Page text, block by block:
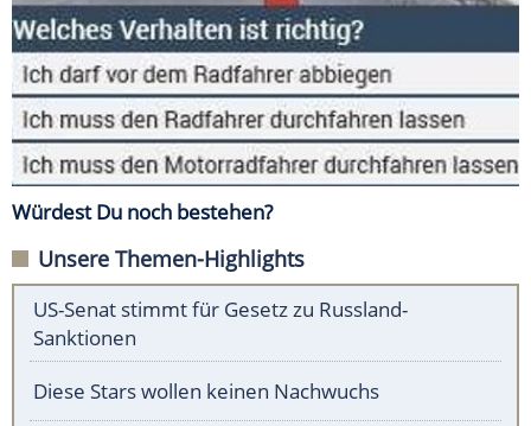
Würdest Du noch bestehen?
Unsere Themen-Highlights
US-Senat stimmt für Gesetz zu Russland-
Sanktionen
Diese Stars wollen keinen Nachwuchs